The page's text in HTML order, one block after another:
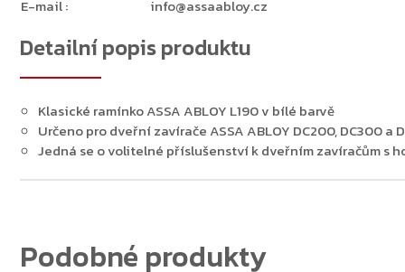
Detailní popis produktu
Klasické ramínko ASSA ABLOY L190 v bílé barvě
Určeno pro dveřní zavírače ASSA ABLOY DC200, DC300 a
Jedná se o volitelné příslušenství k dveřním zavíračům s
E-mail: info@assaabloy.cz